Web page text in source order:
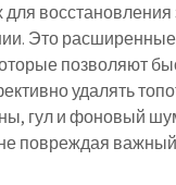
восстановления
Это
позволяют
удалять
гул и фоновый
повреждая